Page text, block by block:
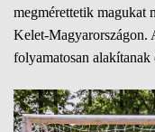
megmérettetik magukat
Kelet-Magyarországon.
folyamatosan